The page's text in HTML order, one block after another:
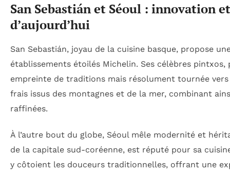
San Sebastián et Séoul : innovation
d’aujourd’hui
San Sebastián, joyau de la cuisine basque, propose
établissements étoilés Michelin. Ses célèbres
empreinte de traditions mais résolument tournée
frais issus des montagnes et de la mer, combinant
raffinées.
À l’autre bout du globe, Séoul mêle modernité et
de la capitale sud-coréenne, est réputé pour sa
y côtoient les douceurs traditionnelles, offrant une